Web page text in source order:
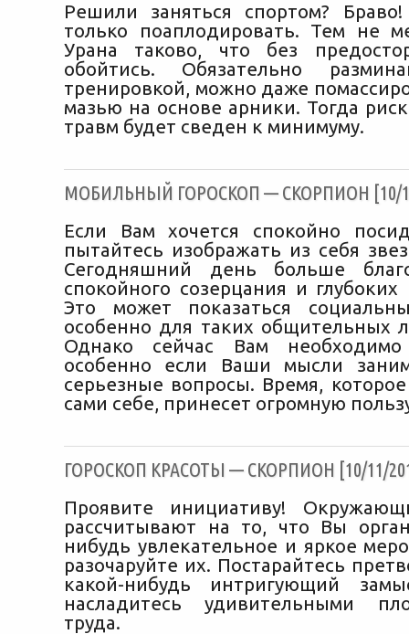
Решили заняться спортом?
только поаплодировать. Тем не
Урана таково, что без
обойтись. Обязательно
тренировкой, можно даже
мазью на основе арники. Тогда
травм будет сведен к минимуму.
МОБИЛЬНЫЙ ГОРОСКОП — СКОРПИОН [10/
Если Вам хочется спокойно
пытайтесь изображать из себя
Сегодняшний день больше
спокойного созерцания и
Это может показаться
особенно для таких общительных
Однако сейчас Вам необходимо
особенно если Ваши мысли
серьезные вопросы. Время,
сами себе, принесет огромную
ГОРОСКОП КРАСОТЫ — СКОРПИОН [10/11/
Проявите инициативу!
рассчитывают на то, что Вы
нибудь увлекательное и яркое
разочаруйте их. Постарайтесь
какой-нибудь интригующий
насладитесь удивительными
труда.